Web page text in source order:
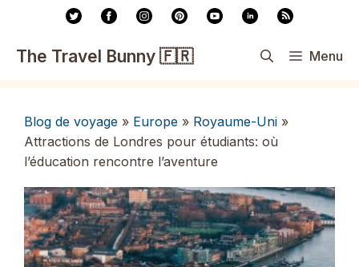
contenu
The Travel Bunny 🇫🇷 Menu
Blog de voyage » Europe » Royaume-Uni »
Attractions de Londres pour étudiants: où
l’éducation rencontre l’aventure